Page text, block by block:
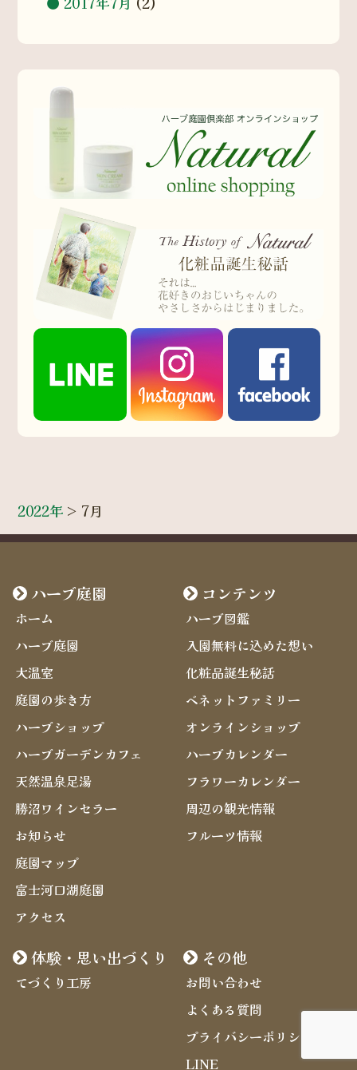
2022年 > 7月
ハーブ庭園
ホーム
ハーブ庭園
大温室
庭園の歩き方
ハーブショップ
ハーブガーデンカフェ
天然温泉足湯
勝沼ワインセラー
お知らせ
庭園マップ
富士河口湖庭園
アクセス
コンテンツ
ハーブ図鑑
入園無料に込めた想い
化粧品誕生秘話
ベネットファミリー
オンラインショップ
ハーブカレンダー
フラワーカレンダー
周辺の観光情報
フルーツ情報
体験・思い出づくり
てづくり工房
その他
お問い合わせ
よくある質問
プライバシーポリシー
LINE